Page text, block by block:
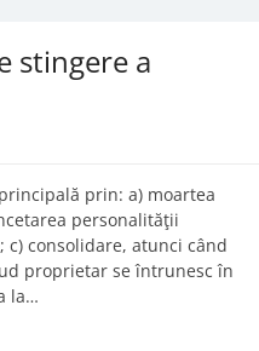
stingere a
prin: a) moartea
personalităţii
consolidare, atunci când
proprietar se întrunesc în
la…